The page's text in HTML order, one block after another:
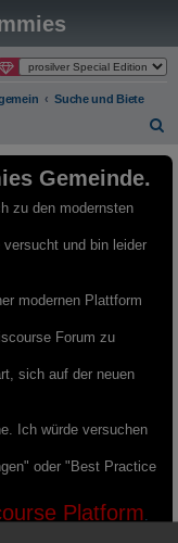
Suche und Biete
Gemeinde.
zu den modernsten
und bin leider
modernen Plattform
Forum zu
sich auf der neuen
Ich würde versuchen
oder "Best Practice
Platform.